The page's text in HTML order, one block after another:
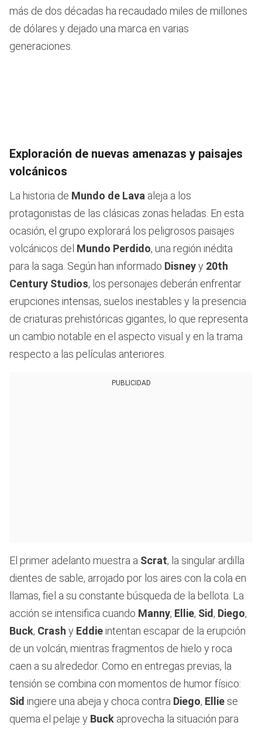
más de dos décadas ha recaudado miles de millones
de dólares y dejado una marca en varias
generaciones.
Exploración de nuevas amenazas y paisajes
volcánicos
La historia de Mundo de Lava aleja a los
protagonistas de las clásicas zonas heladas. En esta
ocasión, el grupo explorará los peligrosos paisajes
volcánicos del Mundo Perdido, una región inédita
para la saga. Según han informado Disneyy 20th
Century Studios, los personajes deberán enfrentar
erupciones intensas, suelos inestables y la presencia
de criaturas prehistóricas gigantes, lo que representa
un cambio notable en el aspecto visual y en la trama
respecto a las películas anteriores.
PUBLICIDAD
El primer adelanto muestra a Scrat, la singular ardilla
dientes de sable, arrojado por los aires con la cola en
llamas, fiel a su constante búsqueda de la bellota. La
acción se intensifica cuando Manny, Ellie, Sid , Diego,
Buck, Crash y Eddie intentan escapar de la erupción
de un volcán, mientras fragmentos de hielo y roca
caen a su alrededor. Como en entregas previas, la
tensión se combina con momentos de humor físico:
Sid ingiere una abeja y choca contra Diego, Ellie se
quema el pelaje y Buck aprovecha la situación para